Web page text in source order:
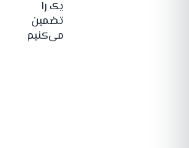
یک را
تضمین
می‌کنیم.